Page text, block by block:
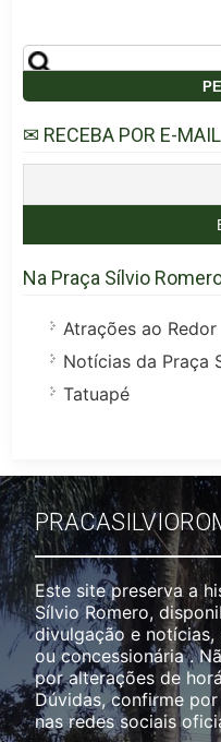
✉ RECEBA POR E-MAIL
Na Praça Sílvio
Atrações ao Redor
Notícias da Praça
Tatuapé
Este site preserva a
Sílvio Romero,
divulgação e
ou concessionária .
por alterações de
Dúvidas, confirme
nas redes sociais